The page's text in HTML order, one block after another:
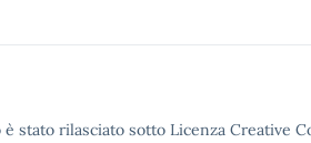
stato rilasciato sotto Licenza Creative